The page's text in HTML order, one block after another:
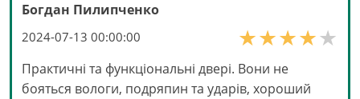
Богдан Пилипченко
2024-07-13 00:00:00
Практичні та функціональні двері. Вони не
бояться вологи, подряпин та ударів, хороший